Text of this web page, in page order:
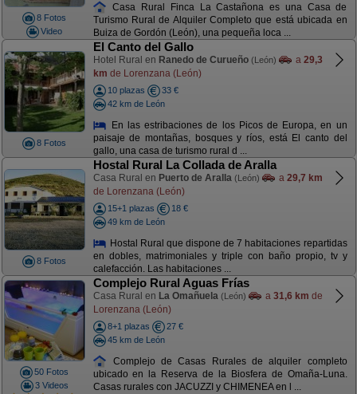
8 Fotos
Video
Casa Rural Finca La Castañona es una Casa de
Turismo Rural de Alquiler Completo que está ubicada en
Buiza de Gordón (León), una pequeña loca ...
8 Fotos
El Canto del Gallo
Hotel Rural en Ranedo de Curueño (León) a 29,3
km de Lorenzana (León)
10 plazas
33 €
42 km de León
En las estribaciones de los Picos de Europa, en un
paisaje de montañas, bosques y ríos, está El canto del
gallo, una casa de turismo rural d ...
8 Fotos
Hostal Rural La Collada de Aralla
Casa Rural en Puerto de Aralla (León) a 29,7 km
de Lorenzana (León)
15+1 plazas
18 €
49 km de León
Hostal Rural que dispone de 7 habitaciones repartidas
en dobles, matrimoniales y triple con baño propio, tv y
calefacción. Las habitaciones ...
50 Fotos
3 Videos
Complejo Rural Aguas Frías
Casa Rural en La Omañuela (León) a 31,6 km de
Lorenzana (León)
8+1 plazas
27 €
45 km de León
Complejo de Casas Rurales de alquiler completo
ubicado en la Reserva de la Biosfera de Omaña-Luna.
Casas rurales con JACUZZI y CHIMENEA en l ...